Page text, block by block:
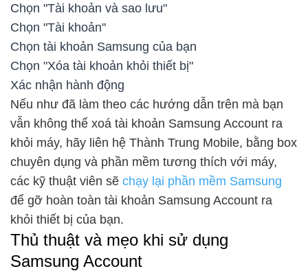
Chọn "Tài khoản và sao lưu"
Chọn "Tài khoản"
Chọn tài khoản Samsung của bạn
Chọn "Xóa tài khoản khỏi thiết bị"
Xác nhận hành động
Nếu như đã làm theo các hướng dẫn trên mà bạn
vẫn không thể xoá tài khoản Samsung Account ra
khỏi máy, hãy liên hệ Thành Trung Mobile, bằng box
chuyên dụng và phần mềm tương thích với máy,
các kỹ thuật viên sẽ chạy lại phần mềm Samsung
để gỡ hoàn toàn tài khoản Samsung Account ra
khỏi thiết bị của bạn.
Thủ thuật và mẹo khi sử dụng
Samsung Account